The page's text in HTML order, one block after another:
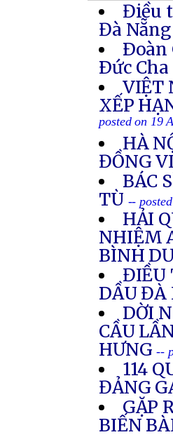
Điều
Đà Nẵng
Ðoàn
Ðức
VIỆT
XẾP
posted on 19
HÀ
ĐỒNG
BÁC
TÙ --
HẢI
NHIỆM
BÌNH
ĐIỀU
DẦU ĐÀ
DỜI
CẦU
HƯNG --
114
ĐẢNG
GẶP
BIẾN